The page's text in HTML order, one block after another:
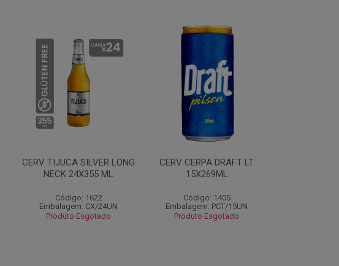
CERV TIJUCA SILVER LONG
NECK 24X355 ML
Código: 1622
Embalagem: CX/24UN
Produto Esgotado
CERV CERPA DRAFT LT
15X269ML
Código: 1405
Embalagem: PCT/15UN
Produto Esgotado